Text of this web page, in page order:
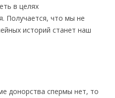
в целях
Получается, что мы не
историй станет наш
донорства спермы нет, то